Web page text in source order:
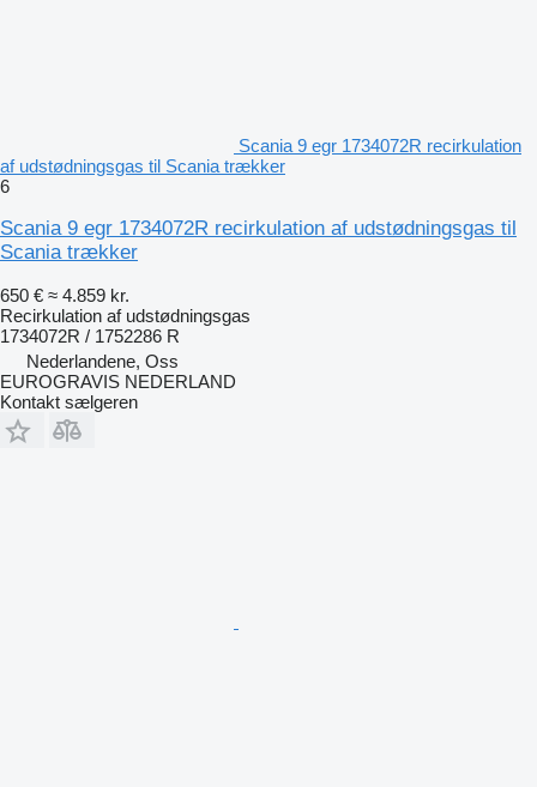
Scania 9 egr 1734072R recirkulation
af udstødningsgas til Scania trækker
6
Scania 9 egr 1734072R recirkulation af udstødningsgas til
Scania trækker
650 € ≈ 4.859 kr.
Recirkulation af udstødningsgas
1734072R / 1752286 R
Nederlandene, Oss
EUROGRAVIS NEDERLAND
Kontakt sælgeren